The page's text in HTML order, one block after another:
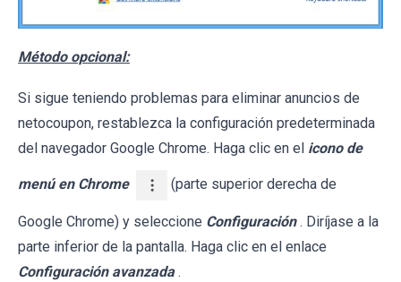
Método opcional:
Si sigue teniendo problemas para eliminar anuncios de
netocoupon, restablezca la configuración predeterminada
del navegador Google Chrome. Haga clic en el icono de
menú en Chrome (parte superior derecha de
Google Chrome) y seleccione Configuración . Diríjase a la
parte inferior de la pantalla. Haga clic en el enlace
Configuración avanzada .